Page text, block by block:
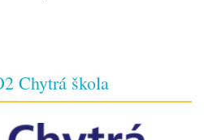
Chytrá škola